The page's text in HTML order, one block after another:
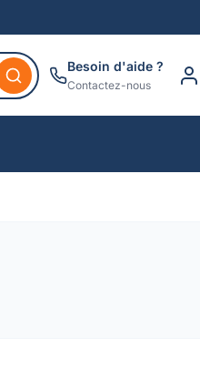
Besoin d'aide ?
Contactez-nous